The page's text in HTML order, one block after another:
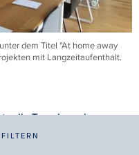
dem Titel "At home away
mit Langzeitaufenthalt.
Trends und